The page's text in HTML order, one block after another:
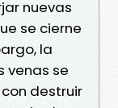
nuevas
se cierne
la
venas se
destruir